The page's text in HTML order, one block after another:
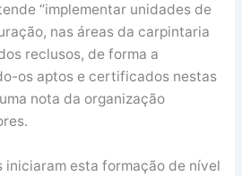
“implementar unidades de
nas áreas da carpintaria
reclusos, de forma a
os aptos e certificados nestas
nota da organização
iniciaram esta formação de nível